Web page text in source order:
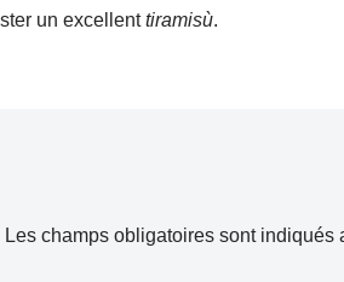
un excellenttiramisù.
Les champs obligatoires sont indiqués